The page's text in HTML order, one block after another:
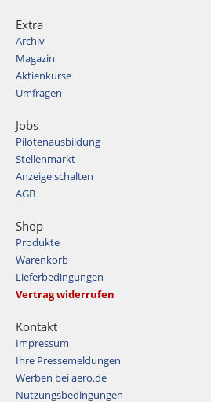
Extra
Archiv
Magazin
Aktienkurse
Umfragen
Jobs
Pilotenausbildung
Stellenmarkt
Anzeige schalten
AGB
Shop
Produkte
Warenkorb
Lieferbedingungen
Vertrag widerrufen
Kontakt
Impressum
Ihre Pressemeldungen
Werben bei aero.de
Nutzungsbedingungen